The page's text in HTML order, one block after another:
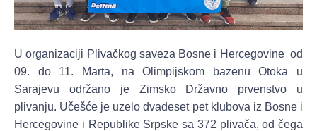
U organizaciji Plivačkog saveza Bosne i Hercegovine od
09. do 11. Marta, na Olimpijskom bazenu Otoka u
Sarajevu održano je Zimsko Državno prvenstvo u
plivanju. Učešće je uzelo dvadeset pet klubova iz Bosne i
Hercegovine i Republike Srpske sa 372 plivača, od čega